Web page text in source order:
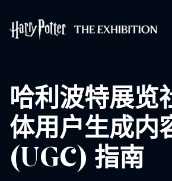
哈利波特展览
体用户生成内
(UGC) 指南